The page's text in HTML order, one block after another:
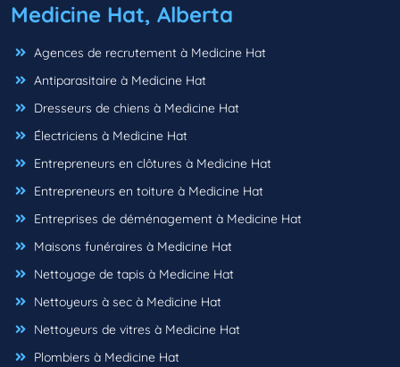
Medicine Hat, Alberta
Agences de recrutement à Medicine Hat
Antiparasitaire à Medicine Hat
Dresseurs de chiens à Medicine Hat
Électriciens à Medicine Hat
Entrepreneurs en clôtures à Medicine Hat
Entrepreneurs en toiture à Medicine Hat
Entreprises de déménagement à Medicine Hat
Maisons funéraires à Medicine Hat
Nettoyage de tapis à Medicine Hat
Nettoyeurs à sec à Medicine Hat
Nettoyeurs de vitres à Medicine Hat
Plombiers à Medicine Hat